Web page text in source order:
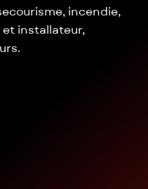
incendie,
installateur,